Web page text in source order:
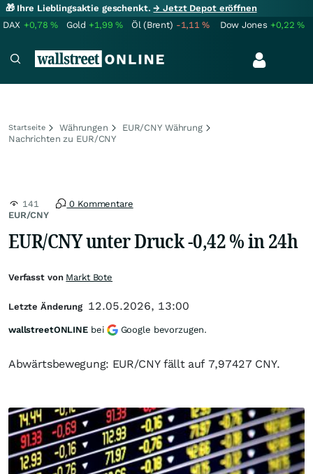
🎁 Ihre Lieblingsaktie geschenkt.→ Jetzt Depot eröffnen
DAX +0,78% Gold +1,99% Öl (Brent) -1,11% Dow Jones +0,22%
Startseite Währungen
EUR/CNY Währung
Nachrichten zu EUR/CNY
EUR/CNY
141 0 Kommentare
EUR/CNY unter Druck -0,42 % in 24h
Abwärtsbewegung: EUR/CNY fällt auf 7,97427 CNY.
Verfasst von Markt Bote
Letzte Änderung 12.05.2026, 13:00
wallstreetONLINE bei Google bevorzugen.